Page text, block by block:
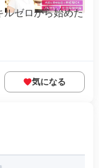
ルゼロから始めた
気になる